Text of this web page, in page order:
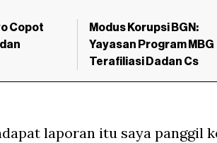
Copot
Modus Korupsi BGN:
Yayasan Program MBG
Terafiliasi Dadan Cs
laporan itu saya panggil